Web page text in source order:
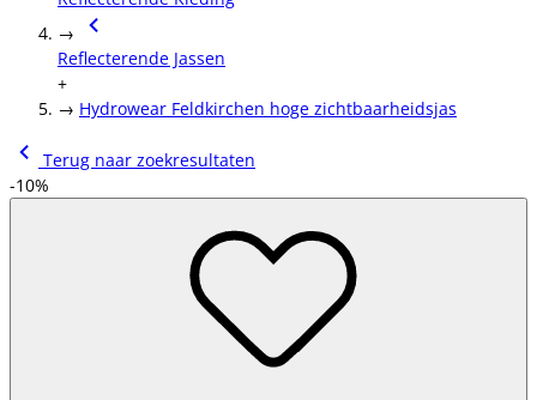
→
Reflecterende Jassen
+
→ Hydrowear Feldkirchen hoge zichtbaarheidsjas
Terug naar zoekresultaten
-10%